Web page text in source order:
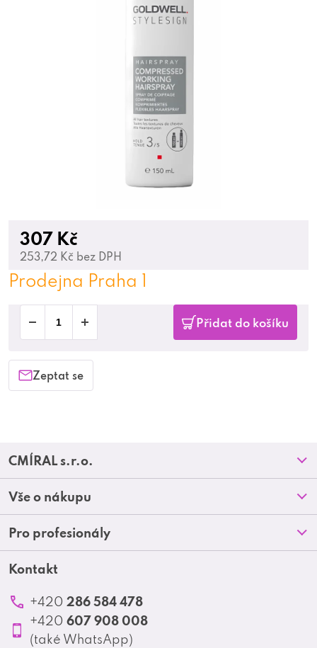
307 Kč
253,72 Kč bez DPH
Prodejna Praha 1
Přidat do košíku
Zeptat se
Z
á
p
a
CMÍRAL s.r.o.
Prodejny
O nás
Blog
Kontakt
Vše o nákupu
Doprava a platba
Obchodní podmínky
Reklamace a vrácení zboží
Ochrana osobních údajů
Pro profesionály
Akční letáky
Produktové katalogy
Profesionální spolupráce
Kontakt
+420 286 584 478
+420 607 908 008
(také WhatsApp)